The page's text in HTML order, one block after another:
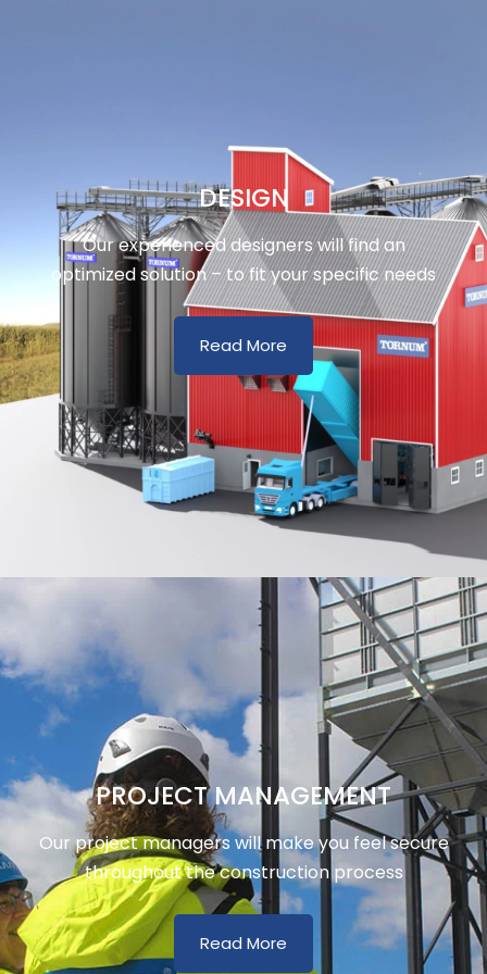
DESIGN
Our experienced designers will find an
optimized solution – to fit your specific needs
Read More
PROJECT MANAGEMENT
Our project managers will make you feel secure
throughout the construction process
Read More